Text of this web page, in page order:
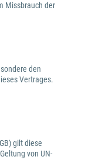
Missbrauch der
den
Vertrages.
gilt diese
von UN-